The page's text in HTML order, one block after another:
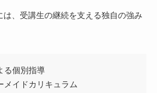
、受講生の継続を支える独自の強み
る個別指導
メイドカリキュラム